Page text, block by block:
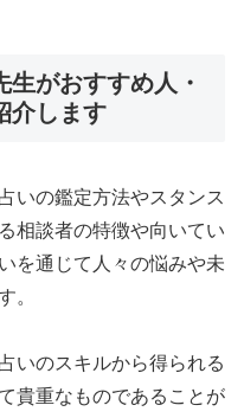
がおすすめ人・
介します
いの鑑定方法やスタンス
相談者の特徴や向いてい
を通じて人々の悩みや未
。
いのスキルから得られる
貴重なものであることが